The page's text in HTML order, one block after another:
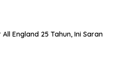
England 25 Tahun, Ini Saran